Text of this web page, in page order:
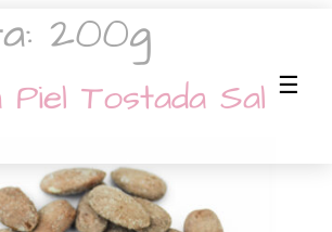
200g
Piel Tostada Sal